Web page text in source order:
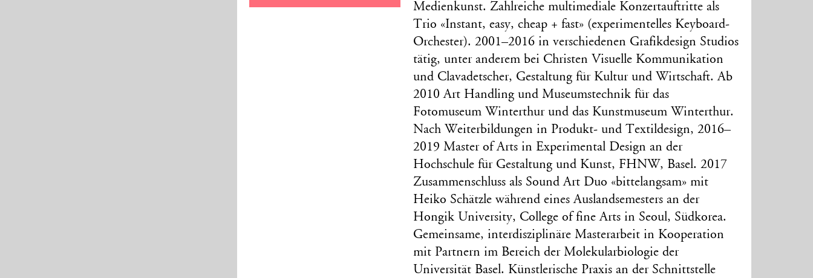
Medienkunst. Zahlreiche multimediale Konzertauftritte als
Trio «Instant, easy, cheap + fast» (experimentelles Keyboard-
Orchester). 2001–2016 in verschiedenen Grafikdesign Studios
tätig, unter anderem bei Christen Visuelle Kommunikation
und Clavadetscher, Gestaltung für Kultur und Wirtschaft. Ab
2010 Art Handling und Museumstechnik für das
Fotomuseum Winterthur und das Kunstmuseum Winterthur.
Nach Weiterbildungen in Produkt- und Textildesign, 2016–
2019 Master of Arts in Experimental Design an der
Hochschule für Gestaltung und Kunst, FHNW, Basel. 2017
Zusammenschluss als Sound Art Duo «bittelangsam» mit
Heiko Schätzle während eines Auslandsemesters an der
Hongik University, College of fine Arts in Seoul, Südkorea.
Gemeinsame, interdisziplinäre Masterarbeit in Kooperation
mit Partnern im Bereich der Molekularbiologie der
Universität Basel. Künstlerische Praxis an der Schnittstelle